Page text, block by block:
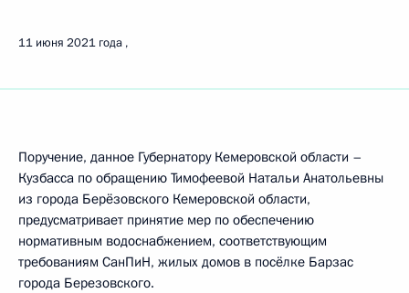
11 июня 2021 года
Поручение, данное Губернатору Кемеровской области –
Кузбасса по обращению Тимофеевой Натальи Анатольевны
из города Берёзовского Кемеровской области,
предусматривает принятие мер по обеспечению
нормативным водоснабжением, соответствующим
требованиям СанПиН, жилых домов в посёлке Барзас
города Березовского.